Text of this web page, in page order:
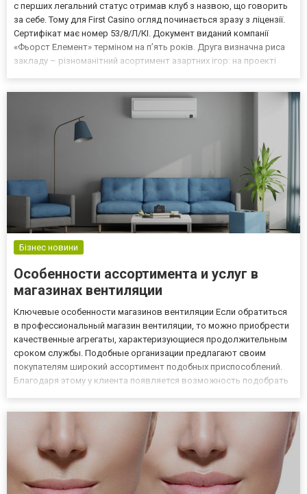
с перших легальний статус отримав клуб з назвою, що говорить
за себе. Тому для First Casino огляд починається зразу з ліцензії.
Сертифікат має номер 53/8/Л/КІ. Документ виданий компанії
«Фьорст Елемент» терміном на п’ять років. Друга визначна риса
закладу – різноманітний асортимент азартних ігор: на проекті
Бізнес новини
Особенности ассортимента и услуг в
магазинах вентиляции
Ключевые особенности магазинов вентиляции Если обратиться
в профессиональный магазин вентиляции, то можно приобрести
качественные агрегаты, характеризующиеся продолжительным
сроком службы. Подобные организации предлагают своим
покупателям широкий ассортимент подобных приспособлений.
Благодаря этому у клиента появляется возможность подобрать